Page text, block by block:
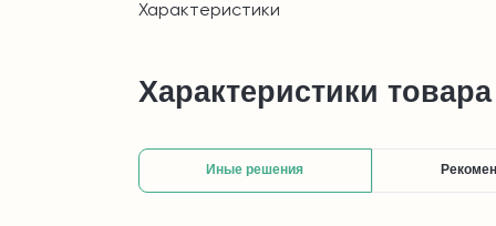
Характеристики
Характеристики товара
Иные решения